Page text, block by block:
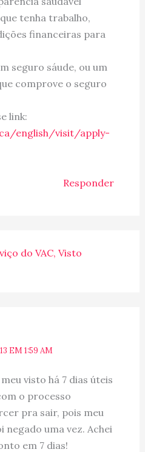
tenha trabalho,
financeiras para
seguro sáude, ou um
comprove o seguro
link:
english/visit/apply-
Responder
do VAC, Visto
EM 1:59 AM
visto há 7 dias úteis
o processo
pra sair, pois meu
uma vez. Achei
em 7 dias!